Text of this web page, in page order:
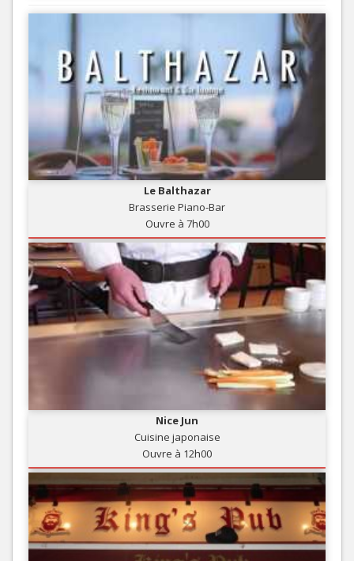
Le Balthazar
Brasserie Piano-Bar
Ouvre à 7h00
Nice Jun
Cuisine japonaise
Ouvre à 12h00